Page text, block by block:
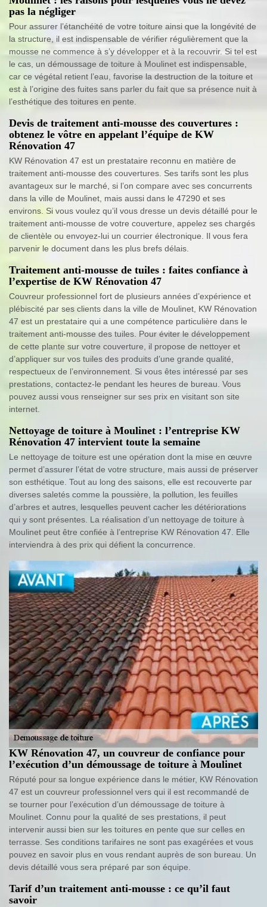
pas la négliger
Pour assurer l’étanchéité de votre toiture ainsi que la longévité de
la structure, il est indispensable de vérifier régulièrement que la
mousse ne commence à s’y développer et à la recouvrir. Si tel est
le cas, un démoussage de toiture à Moulinet est indispensable,
car ce végétal retient l’eau, favorise la destruction de la toiture et
est à l’origine des fuites sans parler du fait que sa présence nuit à
l’esthétique des toitures en pente.
Devis de traitement anti-mousse des couvertures :
obtenez le vôtre en appelant l’équipe de KW
Rénovation 47
KW Rénovation 47 est un prestataire reconnu en matière de
traitement anti-mousse des couvertures. Ses tarifs sont les plus
avantageux sur le marché, si l’on compare avec ses concurrents
dans la ville de Moulinet, mais aussi dans le 47290 et ses
environs. Si vous voulez qu’il vous dresse un devis détaillé pour le
traitement anti-mousse de votre couverture, appelez ses chargés
de clientèle ou envoyez-lui un courrier électronique. Il vous fera
parvenir le document dans les plus brefs délais.
Traitement anti-mousse de tuiles : faites confiance à
l’expertise de KW Rénovation 47
Couvreur professionnel fort de plusieurs années d’expérience et
plébiscité par ses clients dans la ville de Moulinet, KW Rénovation
47 est un prestataire qui a une compétence particulière dans le
traitement anti-mousse des tuiles. Pour éviter le développement
de cette plante sur votre couverture, il propose de nettoyer et
d’appliquer sur vos tuiles des produits d’une grande qualité,
respectueux de l’environnement. Si vous êtes intéressé par ses
prestations, contactez-le pendant les heures de bureau. Vous
pouvez aussi vous renseigner sur ses prix en visitant son site
internet.
Nettoyage de toiture à Moulinet : l’entreprise KW
Rénovation 47 intervient toute la semaine
Le nettoyage de toiture est une opération dont la mise en œuvre
permet d’assurer l’état de votre structure, mais aussi de préserver
son esthétique. Tout au long des saisons, elle est recouverte par
diverses saletés comme la poussière, la pollution, les feuilles
d’arbres et autres, lesquelles peuvent cacher les détériorations
qui y sont présentes. La réalisation d’un nettoyage de toiture à
Moulinet peut être confiée à l’entreprise KW Rénovation 47. Elle
interviendra à des prix qui défient la concurrence.
KW Rénovation 47, un couvreur de confiance pour
l’exécution d’un démoussage de toiture à Moulinet
Réputé pour sa longue expérience dans le métier, KW Rénovation
47 est un couvreur professionnel vers qui il est recommandé de
se tourner pour l’exécution d’un démoussage de toiture à
Moulinet. Connu pour la qualité de ses prestations, il peut
intervenir aussi bien sur les toitures en pente que sur celles en
terrasse. Ses conditions tarifaires ne sont pas exagérées et vous
pouvez en savoir plus en vous rendant auprès de son bureau. Un
devis détaillé vous sera préparé par son équipe.
Tarif d’un traitement anti-mousse : ce qu’il faut
savoir